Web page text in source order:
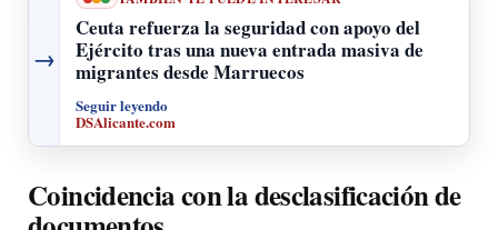
→
Ceuta refuerza la seguridad con apoyo del
Ejército tras una nueva entrada masiva de
migrantes desde Marruecos
Seguir leyendo
DSAlicante.com
Coincidencia con la desclasificación de